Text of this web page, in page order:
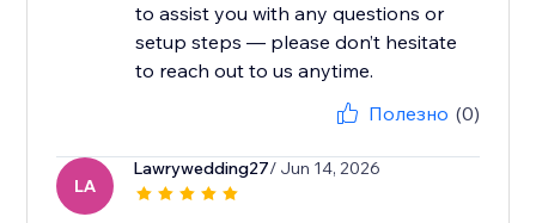
to assist you with any questions or
setup steps — please don’t hesitate
to reach out to us anytime.
Полезно (0)
LA
Lawrywedding27/ Jun 14, 2026